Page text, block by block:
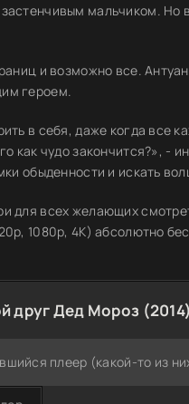
мальчиком. Но
и возможно все.
героем.
в себя, даже когда все
как чудо закончится?», -
обыденности и искать
для всех желающих
1080p, 4K) абсолютно
друг Дед Мороз
плеер (какой-то из